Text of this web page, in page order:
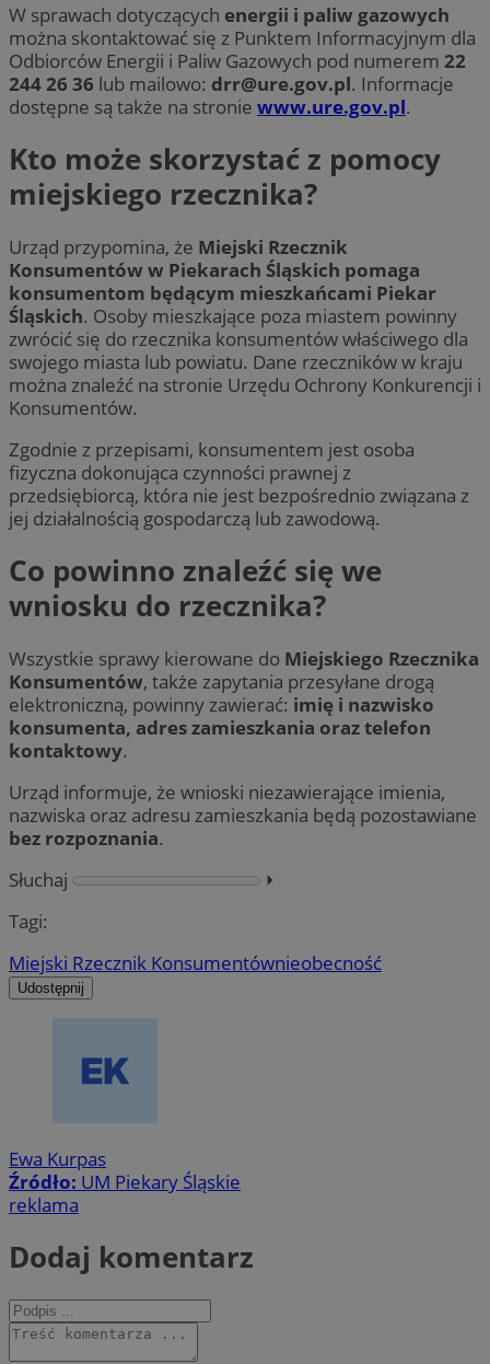
W sprawach dotyczących energii i paliw gazowych
można skontaktować się z Punktem Informacyjnym dla
Odbiorców Energii i Paliw Gazowych pod numerem 22
244 26 36 lub mailowo: drr@ure.gov.pl. Informacje
dostępne są także na stronie www.ure.gov.pl.
Kto może skorzystać z pomocy
miejskiego rzecznika?
Urząd przypomina, że Miejski Rzecznik
Konsumentów w Piekarach Śląskich pomaga
konsumentom będącym mieszkańcami Piekar
Śląskich. Osoby mieszkające poza miastem powinny
zwrócić się do rzecznika konsumentów właściwego dla
swojego miasta lub powiatu. Dane rzeczników w kraju
można znaleźć na stronie Urzędu Ochrony Konkurencji i
Konsumentów.
Zgodnie z przepisami, konsumentem jest osoba
fizyczna dokonująca czynności prawnej z
przedsiębiorcą, która nie jest bezpośrednio związana z
jej działalnością gospodarczą lub zawodową.
Co powinno znaleźć się we
wniosku do rzecznika?
Wszystkie sprawy kierowane do Miejskiego Rzecznika
Konsumentów, także zapytania przesyłane drogą
elektroniczną, powinny zawierać: imię i nazwisko
konsumenta, adres zamieszkania oraz telefon
kontaktowy.
Urząd informuje, że wnioski niezawierające imienia,
nazwiska oraz adresu zamieszkania będą pozostawiane
bez rozpoznania.
Słuchaj
⏵︎
Tagi:
Miejski Rzecznik Konsumentównieobecność
Udostępnij
Ewa Kurpas
Źródło: UM Piekary Śląskie
reklama
Dodaj komentarz